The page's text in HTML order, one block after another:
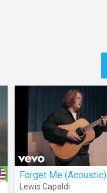
Forget Me (Acoustic)
Lewis Capaldi